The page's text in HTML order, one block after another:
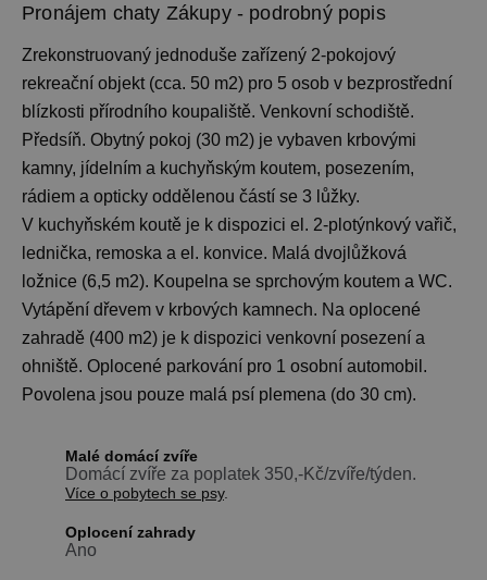
Pronájem chaty Zákupy - podrobný popis
Zrekonstruovaný jednoduše zařízený 2-pokojový
rekreační objekt (cca. 50 m2) pro 5 osob v bezprostřední
blízkosti přírodního koupaliště. Venkovní schodiště.
Předsíň. Obytný pokoj (30 m2) je vybaven krbovými
kamny, jídelním a kuchyňským koutem, posezením,
rádiem a opticky oddělenou částí se 3 lůžky.
V kuchyňském koutě je k dispozici el. 2-plotýnkový vařič,
lednička, remoska a el. konvice. Malá dvojlůžková
ložnice (6,5 m2). Koupelna se sprchovým koutem a WC.
Vytápění dřevem v krbových kamnech. Na oplocené
zahradě (400 m2) je k dispozici venkovní posezení a
ohniště. Oplocené parkování pro 1 osobní automobil.
Povolena jsou pouze malá psí plemena (do 30 cm).
Malé domácí zvíře
Domácí zvíře za poplatek 350,-Kč/zvíře/týden.
Více o pobytech se psy.
Oplocení zahrady
Ano